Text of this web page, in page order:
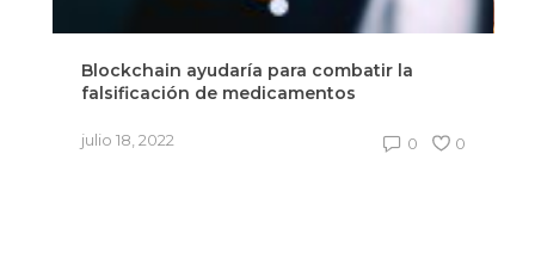
combatir la
0
Hay desabasto ‘intermitente’ de
medicamentos en la quinta ola